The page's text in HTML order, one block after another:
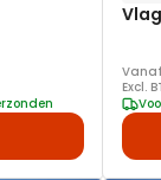
Vanaf
Excl.